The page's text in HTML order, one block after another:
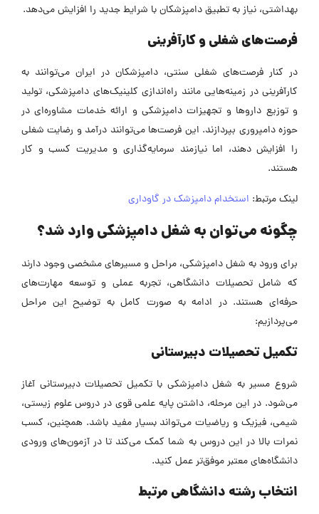
بهداشتی، نیاز به تطبیق دامپزشکان با شرایط جدید را افزایش می‌دهد.
فرصت‌های شغلی و کارآفرینی
در کنار فرصت‌های شغلی سنتی، دامپزشکان در ایران می‌توانند به
کارآفرینی در زمینه‌هایی مانند راه‌اندازی کلینیک‌های دامپزشکی، تولید
و توزیع داروها و تجهیزات دامپزشکی و ارائه خدمات مشاوره‌ای در
حوزه دامپروری بپردازند. این فرصت‌ها می‌توانند درآمد و رضایت شغلی
را افزایش دهند، اما نیازمند سرمایه‌گذاری و مدیریت کسب و کار
هستند.
لینک مرتبط: استخدام دامپزشک در گاوداری
چگونه می‌توان به شغل دامپزشکی وارد شد؟
برای ورود به شغل دامپزشکی، مراحل و مسیرهای مشخصی وجود دارند
که شامل تحصیلات دانشگاهی، تجربه عملی و توسعه مهارت‌های
حرفه‌ای هستند. در ادامه به صورت کامل به توضیح این مراحل
می‌پردازیم:
تکمیل تحصیلات دبیرستانی
شروع مسیر به شغل دامپزشکی با تکمیل تحصیلات دبیرستانی آغاز
می‌شود. در این مرحله، داشتن پایه علمی قوی در دروس علوم زیستی،
شیمی، فیزیک و ریاضیات می‌تواند بسیار مفید باشد. همچنین، کسب
نمرات بالا در این دروس به شما کمک می‌کند تا در آزمون‌های ورودی
دانشگاه‌های معتبر موفق‌تر عمل کنید.
انتخاب رشته دانشگاهی مرتبط